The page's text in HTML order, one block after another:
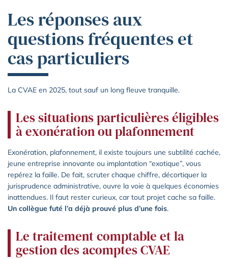
Les réponses aux
questions fréquentes et
cas particuliers
La CVAE en 2025, tout sauf un long fleuve tranquille.
Les situations particulières éligibles
à exonération ou plafonnement
Exonération, plafonnement, il existe toujours une subtilité cachée,
jeune entreprise innovante ou implantation “exotique”, vous
repérez la faille. De fait, scruter chaque chiffre, décortiquer la
jurisprudence administrative, ouvre la voie à quelques économies
inattendues. Il faut rester curieux, car tout projet cache sa faille.
Un collègue futé l’a déjà prouvé plus d’une fois.
Le traitement comptable et la
gestion des acomptes CVAE